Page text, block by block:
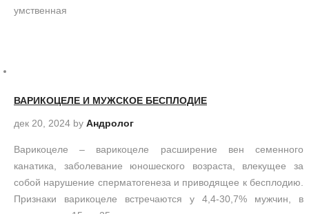
умственная
ВАРИКОЦЕЛЕ И МУЖСКОЕ БЕСПЛОДИЕ
дек 20, 2024 by Андролог
Варикоцеле – варикоцеле расширение вен семенного
канатика, заболевание юношеского возраста, влекущее за
собой нарушение сперматогенеза и приводящее к бесплодию.
Признаки варикоцеле встречаются у 4,4-30,7% мужчин, в